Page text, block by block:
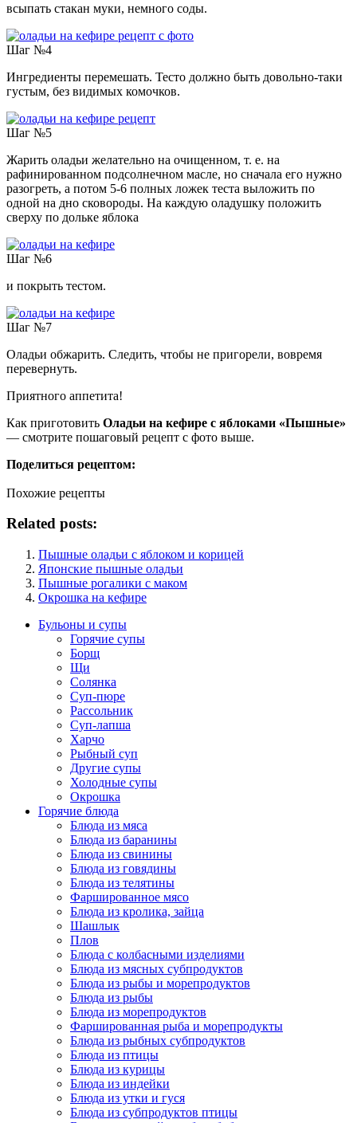
всыпать стакан муки, немного соды.
Шаг №4
Ингредиенты перемешать. Тесто должно быть довольно-таки
густым, без видимых комочков.
Шаг №5
Жарить оладьи желательно на очищенном, т. е. на
рафинированном подсолнечном масле, но сначала его нужно
разогреть, а потом 5-6 полных ложек теста выложить по
одной на дно сковороды. На каждую оладушку положить
сверху по дольке яблока
Шаг №6
и покрыть тестом.
Шаг №7
Оладьи обжарить. Следить, чтобы не пригорели, вовремя
перевернуть.
Приятного аппетита!
Как приготовить Оладьи на кефире с яблоками «Пышные»
— смотрите пошаговый рецепт с фото выше.
Поделиться рецептом:
Похожие рецепты
Related posts:
Пышные оладьи с яблоком и корицей
Японские пышные оладьи
Пышные рогалики с маком
Окрошка на кефире
Бульоны и супы
Горячие супы
Борщ
Щи
Солянка
Суп-пюре
Рассольник
Суп-лапша
Харчо
Рыбный суп
Другие супы
Холодные супы
Окрошка
Горячие блюда
Блюда из мяса
Блюда из баранины
Блюда из свинины
Блюда из говядины
Блюда из телятины
Фаршированное мясо
Блюда из кролика, зайца
Шашлык
Плов
Блюда с колбасными изделиями
Блюда из мясных субпродуктов
Блюда из рыбы и морепродуктов
Блюда из рыбы
Блюда из морепродуктов
Фаршированная рыба и морепродукты
Блюда из рыбных субпродуктов
Блюда из птицы
Блюда из курицы
Блюда из индейки
Блюда из утки и гуся
Блюда из субпродуктов птицы